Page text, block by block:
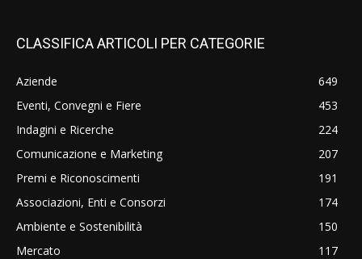
CLASSIFICA ARTICOLI PER CATEGORIE
Aziende
649
Eventi, Convegni e Fiere
453
Indagini e Ricerche
224
Comunicazione e Marketing
207
Premi e Riconoscimenti
191
Associazioni, Enti e Consorzi
174
Ambiente e Sostenibilità
150
Mercato
117